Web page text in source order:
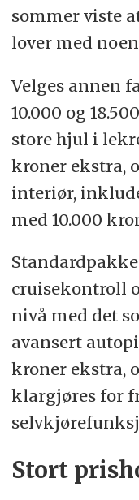
sommer viste
lover med
Velges annen
10.000 og
store hjul i
kroner ekstra,
interiør,
med 10.000
cruisekontroll
nivå med det
avansert
kroner ekstra,
klargjøres for
Stort